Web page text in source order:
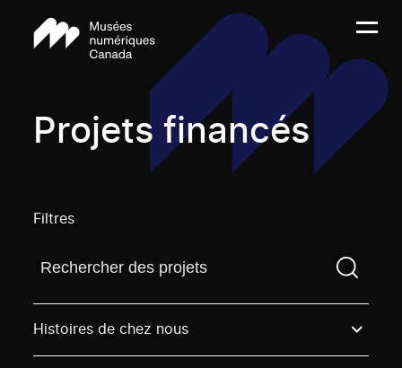
Projets financés
Filtres
Trouvez un projetVous devez saisir un terme de
Histoires de chez nous